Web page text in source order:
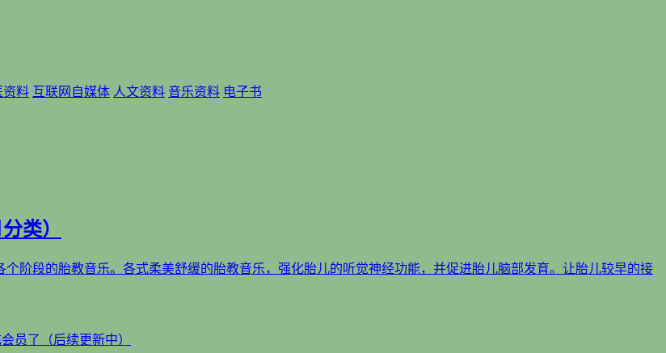
资料 互联网自媒体 人文资料 音乐资料 电子书
类）
阶段的胎教音乐。各式柔美舒缓的胎教音乐，强化胎儿的听觉神经功能，并促进胎儿脑部发育。让胎儿较早的接